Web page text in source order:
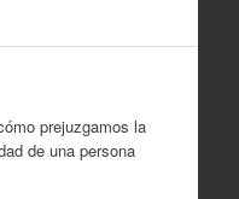
prejuzgamos la
de una persona